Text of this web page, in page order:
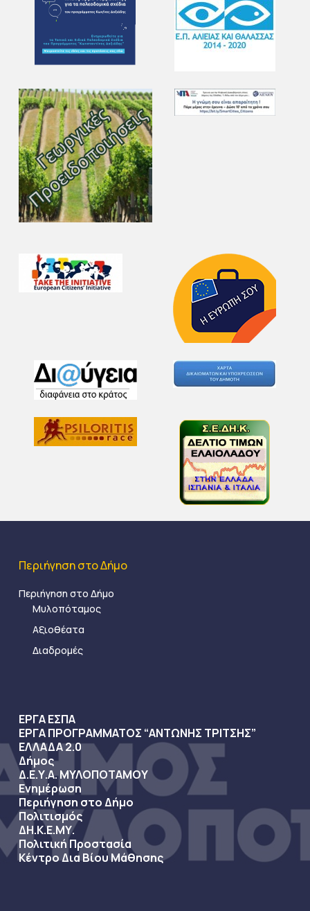
Περιήγηση στο Δήμο
Περιήγηση στο Δήμο
Μυλοπόταμος
Αξιοθέατα
Διαδρομές
ΕΡΓΑ ΕΣΠΑ
ΕΡΓΑ ΠΡΟΓΡΑΜΜΑΤΟΣ “ΑΝΤΩΝΗΣ ΤΡΙΤΣΗΣ”
ΕΛΛΑΔΑ 2.0
Δήμος
Δ.Ε.Υ.Α. ΜΥΛΟΠΟΤΑΜΟΥ
Ενημέρωση
Περιήγηση στο Δήμο
Πολιτισμός
ΔΗ.Κ.Ε.ΜΥ.
Πολιτική Προστασία
Κέντρο Δια Βίου Μάθησης